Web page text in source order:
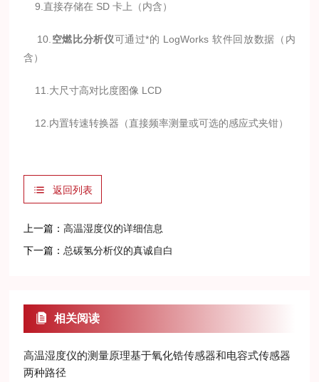
9.直接存储在 SD 卡上（内含）
10. 空燃比分析仪可通过*的 LogWorks 软件回放数据（内
含）
11.大尺寸高对比度图像 LCD
12.内置转速转换器（直接频率测量或可选的感应式夹钳）
返回列表
上一篇：高温湿度仪的详细信息
下一篇： 总碳氢分析仪的真诚自白
相关阅读
高温湿度仪的测量原理基于氧化锆传感器和电容式传感器
两种路径